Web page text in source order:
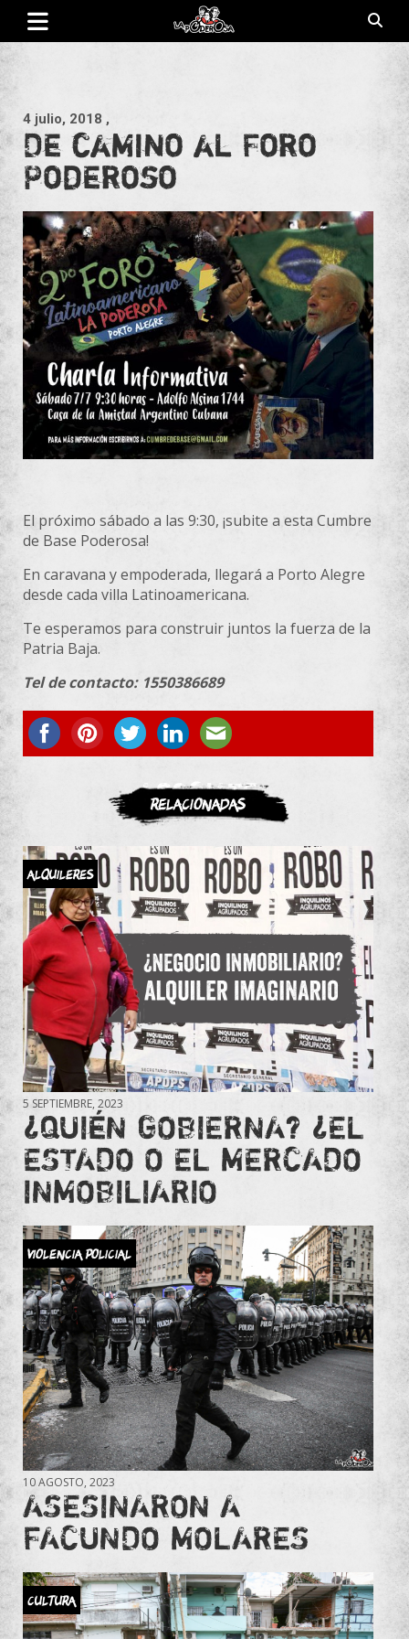
Saltar
contenido
4 julio, 2018 ,
De camino al Foro
Poderoso
El próximo sábado a las 9:30, ¡subite a esta Cumbre
de Base Poderosa!
En caravana y empoderada, llegará a Porto Alegre
desde cada villa Latinoamericana.
Te esperamos para construir juntos la fuerza de la
Patria Baja.
Tel de contacto: 1550386689
ASOCIATE
Relacionadas
Alquileres
5 SEPTIEMBRE, 2023
¿QUIÉN GOBIERNA? ¿EL
ESTADO O EL MERCADO
INMOBILIARIO
Violencia Policial
10 AGOSTO, 2023
ASESINARON A
FACUNDO MOLARES
Cultura